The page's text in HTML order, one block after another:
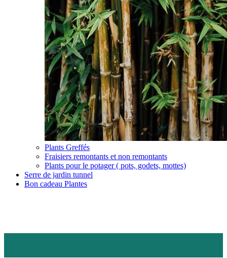
Plants Greffés
Fraisiers remontants et non remontants
Plants pour le potager ( pots, godets, mottes)
Serre de jardin tunnel
Bon cadeau Plantes